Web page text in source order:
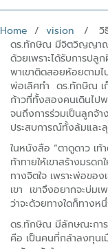
Home / vision / วิธี
ดร.ทักษิณ มีจิตวิญญาณ
ด้วยเพราะได้รับการปลู
พาเขาติดสอยห้อยตาม
พ่อเลิศทำ ดร.ทักษิณ เ
ก้าวที่ทั้งสองคนเดินไป
จนถึงการร่วมเป็นลูกจ้า
ประสบการณ์ทั้งล้มและ
ในหนังสือ “ตาดูดาว เท้
ท้าทายให้เขาสร้างมร
ทางจิตใจ เพราะพ่อขอ
เขา เขาจึงอยากจะบ่ม
ว่าจะด้วยทางใดก็ทางห
ดร.ทักษิณ มีลักษณะกา
คือ เป็นคนที่กล้าลงทุนเ